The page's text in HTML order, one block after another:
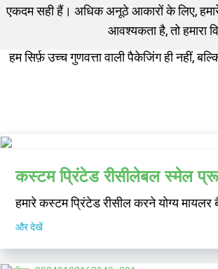
एकदम सही हैं। अधिक अनूठे आकारों के लिए,
आवश्यकता है, तो
हम सिर्फ़ उच्च गुणवत्ता वाली पैकेजिंग ही
कस्टम प्रिंटेड रीसीलेबल स्मेल
हमारे कस्टम प्रिंटेड रीसील करने योग्य
और देखें